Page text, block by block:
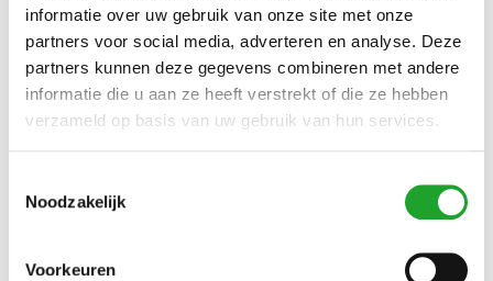
informatie over uw gebruik van onze site met onze
partners voor social media, adverteren en analyse. Deze
partners kunnen deze gegevens combineren met andere
informatie die u aan ze heeft verstrekt of die ze hebben
verzameld op basis van uw gebruik van hun services.
Noodzakelijk
Voorkeuren
is een OlymPas of verenigingsabonnement die
minimaal geldig is t/m 31 juli 2027 verplicht.
dien je je gratis bij Olympos te registreren als SSV-lid.
Klik op een van de links hieronder voor meer informatie.
NIEUW LID VAN EEN SSV